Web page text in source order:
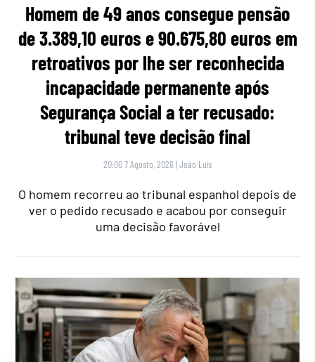
Homem de 49 anos consegue pensão
de 3.389,10 euros e 90.675,80 euros em
retroativos por lhe ser reconhecida
incapacidade permanente após
Segurança Social a ter recusado:
tribunal teve decisão final
20:00 7 Agosto, 2026 |João Luís
O homem recorreu ao tribunal espanhol depois de
ver o pedido recusado e acabou por conseguir
uma decisão favorável